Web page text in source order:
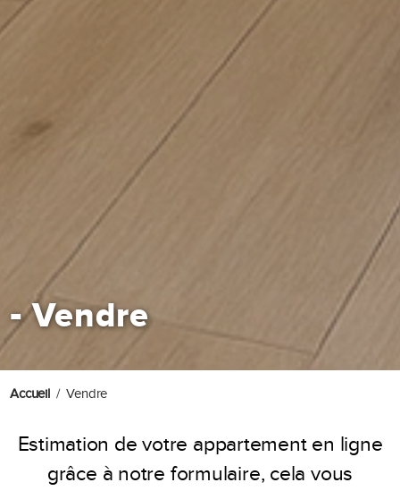
-Vendre
Accueil Vendre
Estimation de votre appartement en ligne
grâce à notre formulaire, cela vous